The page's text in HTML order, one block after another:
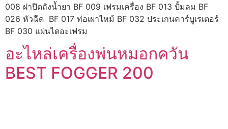
008 ฝาปิดถังน้ำยา BF 009 เฟรมเครื่อง BF 013 ปั้มลม BF
026 หัวฉีด BF 017 ท่อเผาไหม้ BF 032 ประเกนคาร์บูเรเตอร์
BF 030 แผ่นไดอะเฟรม
อะไหล่เครื่องพ่นหมอกควัน
BEST FOGGER 200